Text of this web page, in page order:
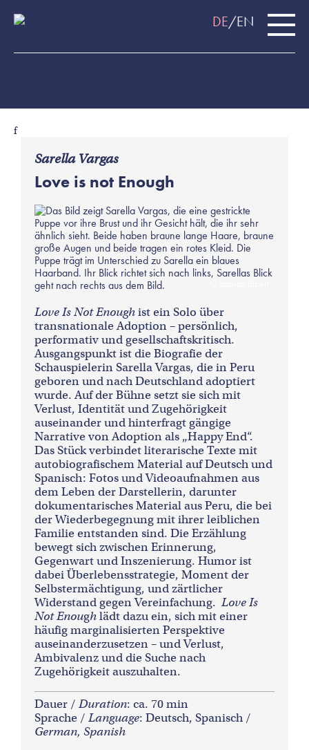
DE EN
f
Sarella Vargas
Love is not Enough
Love Is Not Enoughist ein Solo über
transnationale Adoption – persönlich,
performativ und gesellschaftskritisch.
Ausgangspunkt ist die Biografie der
Schauspielerin Sarella Vargas, die in Peru
geboren und nach Deutschland adoptiert
wurde. Auf der Bühne setzt sie sich mit
Verlust, Identität und Zugehörigkeit
auseinander und hinterfragt gängige
Narrative von Adoption als „Happy End“.
Das Stück verbindet literarische Texte mit
autobiografischem Material auf Deutsch und
Spanisch: Fotos und Videoaufnahmen aus
dem Leben der Darstellerin, darunter
dokumentarisches Material aus Peru, die bei
der Wiederbegegnung mit ihrer leiblichen
Familie entstanden sind. Die Erzählung
bewegt sich zwischen Erinnerung,
Gegenwart und Inszenierung. Humor ist
dabei Überlebensstrategie, Moment der
Selbstermächtigung, und zärtlicher
Widerstand gegen Vereinfachung. Love Is
Not Enoughlädt dazu ein, sich mit einer
häufig marginalisierten Perspektive
auseinanderzusetzen – und Verlust,
Ambivalenz und die Suche nach
Zugehörigkeit auszuhalten.
Dauer / Duration: ca. 70 min
Sprache / Language: Deutsch, Spanisch /
German, Spanish